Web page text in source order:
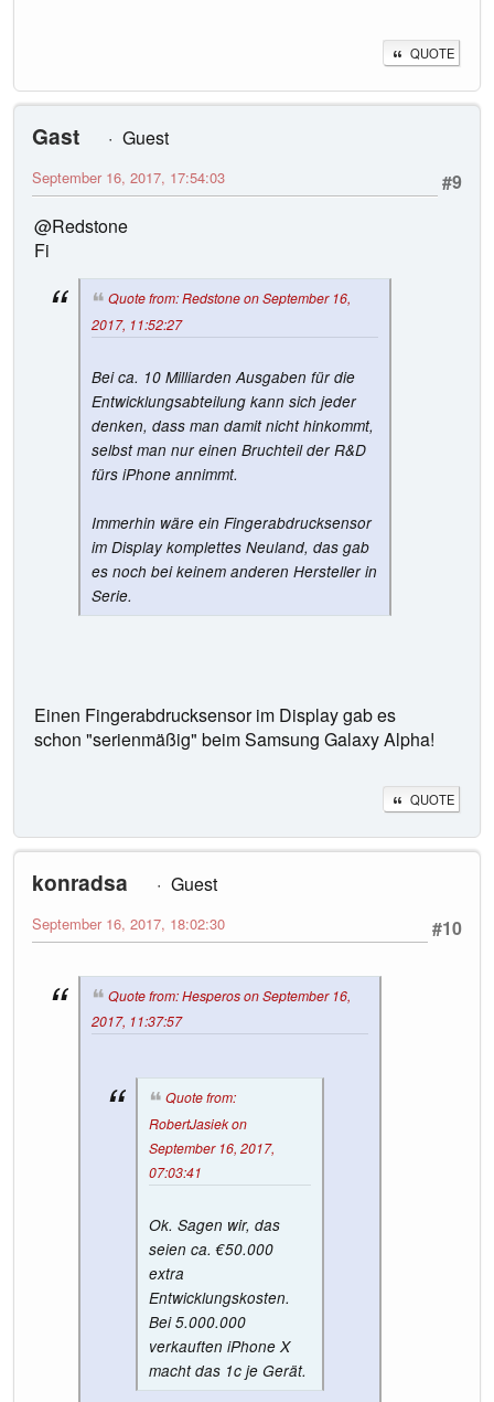
QUOTE
Gast
Guest
#9
September 16, 2017, 17:54:03
@Redstone
Fi
Quote from: Redstone on September 16,
2017, 11:52:27
Bei ca. 10 Milliarden Ausgaben für die
Entwicklungsabteilung kann sich jeder
denken, dass man damit nicht hinkommt,
selbst man nur einen Bruchteil der R&D
fürs iPhone annimmt.
Immerhin wäre ein Fingerabdrucksensor
im Display komplettes Neuland, das gab
es noch bei keinem anderen Hersteller in
Serie.
Einen Fingerabdrucksensor im Display gab es
schon "serienmäßig" beim Samsung Galaxy Alpha!
QUOTE
konradsa
Guest
#10
September 16, 2017, 18:02:30
Quote from: Hesperos on September 16,
2017, 11:37:57
Quote from:
RobertJasiek on
September 16, 2017,
07:03:41
Ok. Sagen wir, das
seien ca. €50.000
extra
Entwicklungskosten.
Bei 5.000.000
verkauften iPhone X
macht das 1c je Gerät.